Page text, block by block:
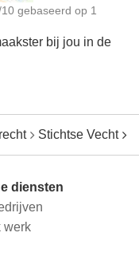
10 gebaseerd op 1
bij jou in de
Stichtse Vecht
diensten
werk